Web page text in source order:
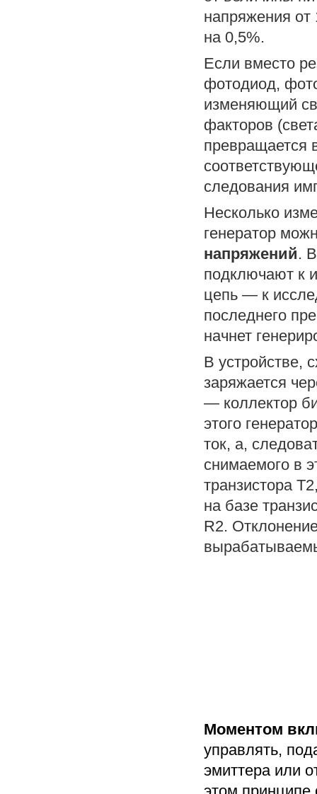
напряжения от
на 0,5%.
Если вместо
фотодиод,
изменяющий
факторов
превращается
следования
Несколько
генератор
напряжений.
подключают к
цепь — к
последнего
начнет
В устройстве,
заряжается
— коллектор
этого
ток, а,
снимаемого в
транзистора
на базе
R2.
Моментом
управлять,
эмиттера или